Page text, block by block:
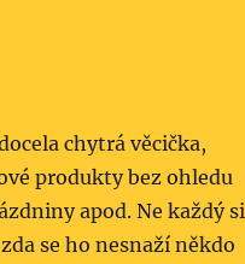
chytrá věcička,
produkty bez ohledu
apod. Ne každý si
se ho nesnaží někdo